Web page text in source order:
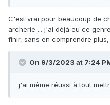
C'est vrai pour beaucoup de
archerie ... j'ai déjà eu ce
finir, sans en comprendre
On 9/3/2023 at 7:24
j'ai même réussi à tout